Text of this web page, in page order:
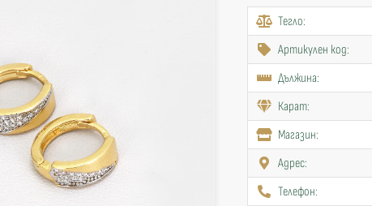
Тегло:
Артикулен код:
Дължина:
Карат:
Mагазин:
Адрес:
Телефон: